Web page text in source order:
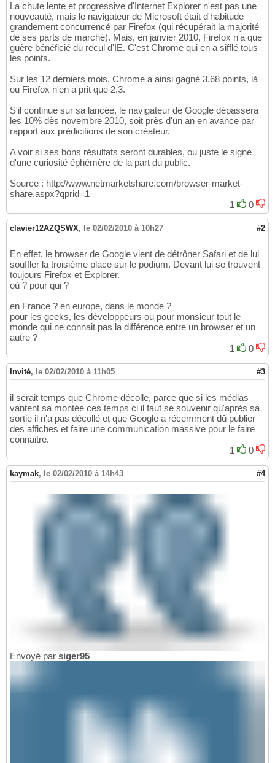
La chute lente et progressive d'Internet Explorer n'est pas une
nouveauté, mais le navigateur de Microsoft était d'habitude
grandement concurrencé par Firefox (qui récupérait la majorité
de ses parts de marché). Mais, en janvier 2010, Firefox n'a que
guère bénéficié du recul d'IE. C'est Chrome qui en a sifflé tous
les points.
Sur les 12 derniers mois, Chrome a ainsi gagné 3.68 points, là
ou Firefox n'en a prit que 2.3.
S'il continue sur sa lancée, le navigateur de Google dépassera
les 10% dès novembre 2010, soit près d'un an en avance par
rapport aux prédicitions de son créateur.
A voir si ses bons résultats seront durables, ou juste le signe
d'une curiosité éphémère de la part du public.
Source : http://www.netmarketshare.com/browser-market-
share.aspx?qprid=1
1
0
clavier12AZQSWX, le 02/02/2010 à 10h27 #2
En effet, le browser de Google vient de détrôner Safari et de lui
souffler la troisième place sur le podium. Devant lui se trouvent
toujours Firefox et Explorer.
où ? pour qui ?
en France ? en europe, dans le monde ?
pour les geeks, les développeurs ou pour monsieur tout le
monde qui ne connait pas la différence entre un browser et un
autre ?
1
0
Invité, le 02/02/2010 à 11h05 #3
il serait temps que Chrome décolle, parce que si les médias
vantent sa montée ces temps ci il faut se souvenir qu'après sa
sortie il n'a pas décollé et que Google a récemment dû publier
des affiches et faire une communication massive pour le faire
connaitre.
1
0
kaymak, le 02/02/2010 à 14h43 #4
Envoyé par siger95